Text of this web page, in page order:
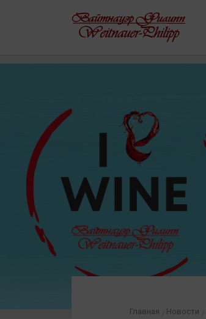
Главная Новости